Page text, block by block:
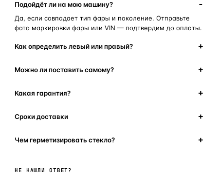
Подойдёт ли на мою машину?
Да, если совпадает тип фары и поколение. Отправьте
фото маркировки фары или VIN — подтвердим до оплаты.
Как определить левый или правый?
Можно ли поставить самому?
Какая гарантия?
Сроки доставки
Чем герметизировать стекло?
НЕ НАШЛИ ОТВЕТ?